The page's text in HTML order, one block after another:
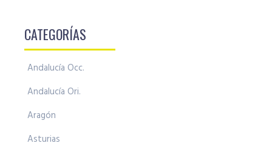
CATEGORÍAS
Andalucía Occ.
Andalucía Ori.
Aragón
Asturias